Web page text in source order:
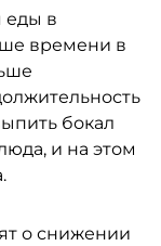
еды в
времени в
бокал
и на этом
о снижении